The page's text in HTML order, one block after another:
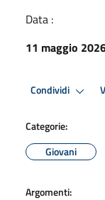
Data :
11 maggio
Condividi
Categorie:
Giovani
Argomenti: